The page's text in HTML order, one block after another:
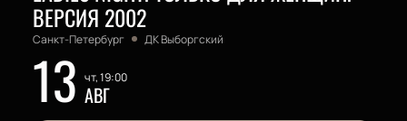
ВЕРСИЯ 2002
Санкт-Петербург ДК Выборгский
13 чт, 19:00
АВГ